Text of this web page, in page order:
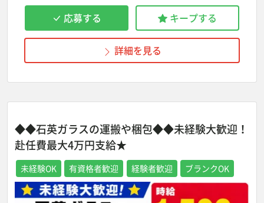
応募する キープする
詳細を見る
◆◆石英ガラスの運搬や梱包◆◆未経験大歓迎！
赴任費最大4万円支給★
未経験OK 有資格者歓迎 経験者歓迎 ブランクOK